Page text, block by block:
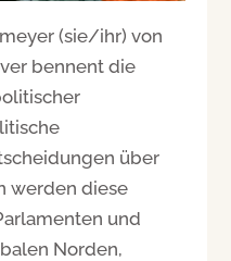
(sie/ihr) von
bennent die
über
werden diese
und
Norden,